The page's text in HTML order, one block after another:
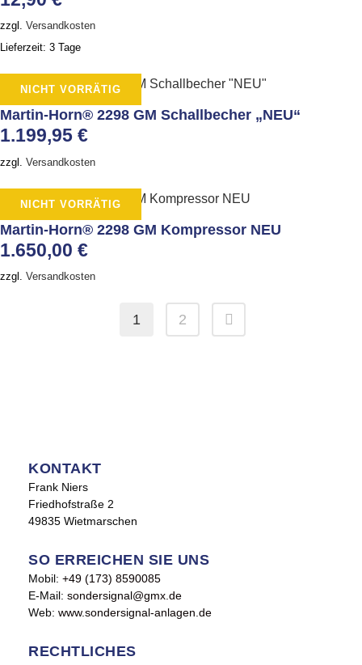
zzgl. Versandkosten
Lieferzeit: 3 Tage
NICHT VORRÄTIG
Martin-Horn® 2298 GM Schallbecher „NEU“
1.199,95 €
zzgl. Versandkosten
NICHT VORRÄTIG
Martin-Horn® 2298 GM Kompressor NEU
1.650,00 €
zzgl. Versandkosten
1 2
KONTAKT
Frank Niers
Friedhofstraße 2
49835 Wietmarschen
SO ERREICHEN SIE UNS
Mobil: +49 (173) 8590085
E-Mail: sondersignal@gmx.de
Web: www.sondersignal-anlagen.de
RECHTLICHES